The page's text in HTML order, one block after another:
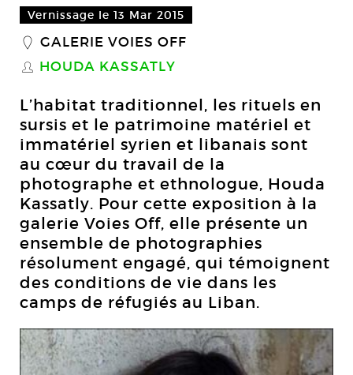
Vernissage le 13 Mar 2015
_ GALERIE VOIES OFF
S HOUDA KASSATLY
L’habitat traditionnel, les rituels en
sursis et le patrimoine matériel et
immatériel syrien et libanais sont
au cœur du travail de la
photographe et ethnologue, Houda
Kassatly. Pour cette exposition à la
galerie Voies Off, elle présente un
ensemble de photographies
résolument engagé, qui témoignent
des conditions de vie dans les
camps de réfugiés au Liban.